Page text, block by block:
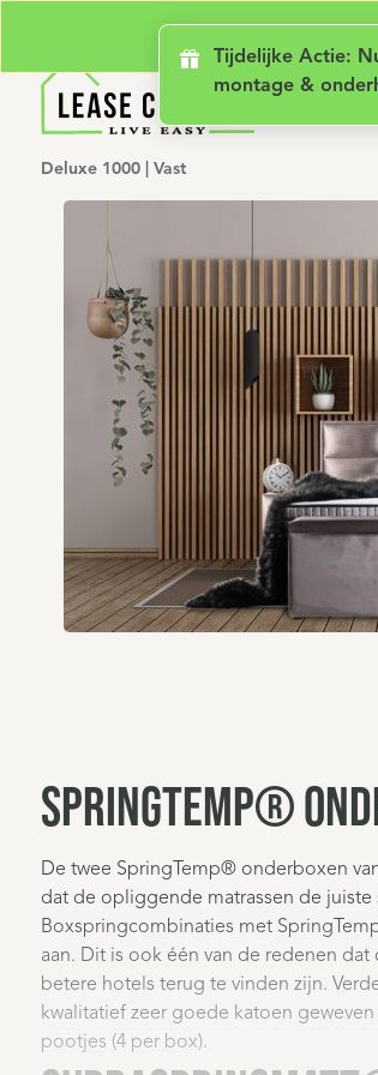
Tijdelijke Actie:
montage &
Geen lening met rente
Deluxe 1000 | Vast
SpringTemp®
De twee SpringTemp® onderboxen
dat de opliggende matrassen de
Boxspringcombinaties met
aan. Dit is ook één van de redenen
betere hotels terug te vinden zijn.
kwalitatief zeer goede katoen
pootjes (4 per box).